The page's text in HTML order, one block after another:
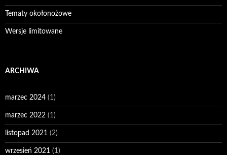
Tematy okołonożowe
Wersje limitowane
ARCHIWA
marzec 2024 (1)
marzec 2022 (1)
listopad 2021 (2)
wrzesień 2021 (1)